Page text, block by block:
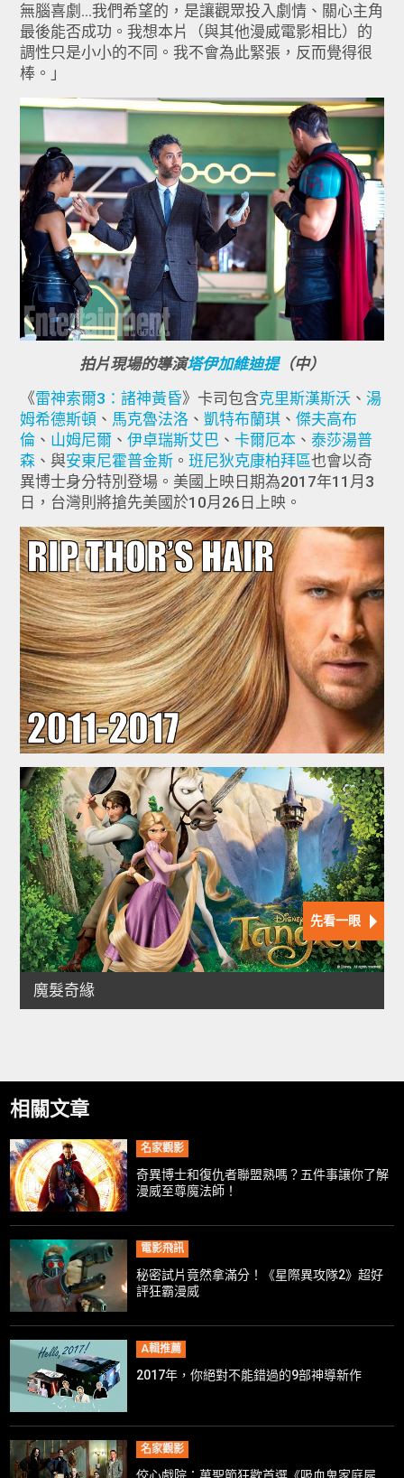
無腦喜劇…我們希望的，是讓觀眾投入劇情、關心主角
最後能否成功。我想本片（與其他漫威電影相比）的
調性只是小小的不同。我不會為此緊張，反而覺得很
棒。」
拍片現場的導演塔伊加維迪提（中）
《雷神索爾3：諸神黃昏》卡司包含克里斯漢斯沃 、湯
姆希德斯頓 、 馬克魯法洛 、凱特布蘭琪 、傑夫高布
倫 、 山姆尼爾 、伊卓瑞斯艾巴 、卡爾厄本 、泰莎湯普
森 、與安東尼霍普金斯 。班尼狄克康柏拜區也會以奇
異博士身分特別登場。美國上映日期為2017年11月3
日，台灣則將搶先美國於10月26日上映。
相關文章
名家觀影
奇異博士和復仇者聯盟熟嗎？五件事讓你了解
漫威至尊魔法師！
電影飛訊
秘密試片竟然拿滿分！《星際異攻隊2》超好
評狂霸漫威
A輯推薦
2017年，你絕對不能錯過的9部神導新作
名家觀影